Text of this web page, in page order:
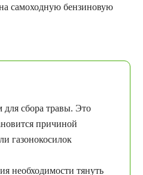
самоходную бензиновую
сбора травы. Это
причиной
газонокосилок
необходимости тянуть